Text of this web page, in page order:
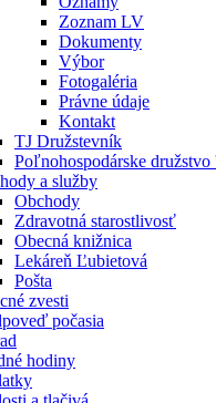
Zoznam LV
Dokumenty
Výbor
Fotogaléria
Právne údaje
Kontakt
TJ Družstevník
Poľnohospodárske
a služby
Obchody
Zdravotná starostlivosť
Obecná knižnica
Lekáreň Ľubietová
Pošta
zvesti
počasia
hodiny